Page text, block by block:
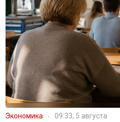
Экономика 09:33, 5 августа